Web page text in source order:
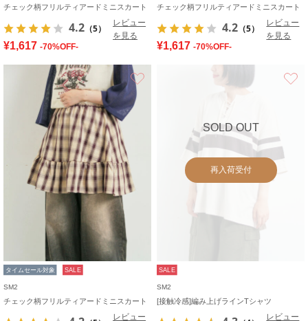
チェック柄フリルティアードミニスカート
4.2 （5）
レビュー
を見る
¥1,617 -70%OFF-
チェック柄フリルティアードミニスカート
4.2 （5）
レビュー
を見る
¥1,617 -70%OFF-
タイムセール対象 SALE
SM2
チェック柄フリルティアードミニスカート
レビュー
SOLD OUT
再入荷受付
SALE
SM2
[接触冷感]編み上げラインTシャツ
レビュー